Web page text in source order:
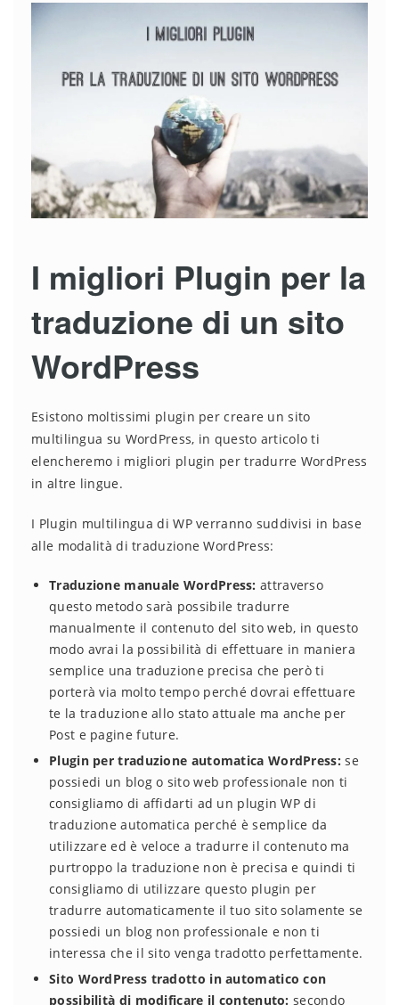
I migliori Plugin per la
traduzione di un sito
WordPress
Esistono moltissimi plugin per creare un sito
multilingua su WordPress, in questo articolo ti
elencheremo i migliori plugin per tradurre WordPress
in altre lingue.
I Plugin multilingua di WP verranno suddivisi in base
alle modalità di traduzione WordPress:
Traduzione manuale WordPress: attraverso
questo metodo sarà possibile tradurre
manualmente il contenuto del sito web, in questo
modo avrai la possibilità di effettuare in maniera
semplice una traduzione precisa che però ti
porterà via molto tempo perché dovrai effettuare
te la traduzione allo stato attuale ma anche per
Post e pagine future.
Plugin per traduzione automatica WordPress:se
possiedi un blog o sito web professionale non ti
consigliamo di affidarti ad un plugin WP di
traduzione automatica perché è semplice da
utilizzare ed è veloce a tradurre il contenuto ma
purtroppo la traduzione non è precisa e quindi ti
consigliamo di utilizzare questo plugin per
tradurre automaticamente il tuo sito solamente se
possiedi un blog non professionale e non ti
interessa che il sito venga tradotto perfettamente.
Sito WordPress tradotto in automatico con
possibilità di modificare il contenuto:secondo